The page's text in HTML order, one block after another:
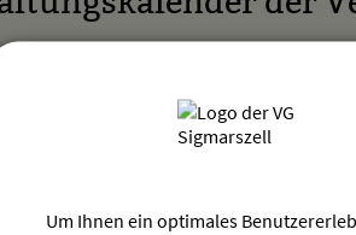
3 4 5 6 7
Um Ihnen ein optimales